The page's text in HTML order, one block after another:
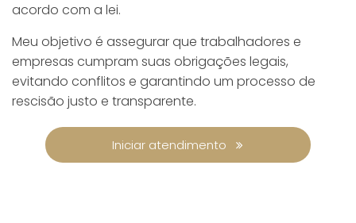
acordo com a lei.
Meu objetivo é assegurar que trabalhadores e
empresas cumpram suas obrigações legais,
evitando conflitos e garantindo um processo de
rescisão justo e transparente.
Iniciar atendimento